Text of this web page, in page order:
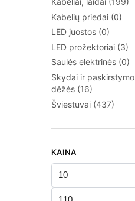
Kabelių priedai (0)
LED juostos (0)
LED prožektoriai (3)
Saulės elektrinės (0)
Skydai ir paskirstymo
dėžės (16)
Šviestuvai (437)
KAINA
Min
kaina
Maks